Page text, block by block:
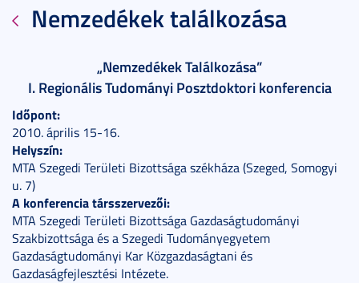
Nemzedékek találkozása
„Nemzedékek Találkozása”
I. Regionális Tudományi Posztdoktori konferencia
Időpont:
2010. április 15-16.
Helyszín:
MTA Szegedi Területi Bizottsága székháza (Szeged, Somogyi
u. 7)
A konferencia társszervezői:
MTA Szegedi Területi Bizottsága Gazdaságtudományi
Szakbizottsága és a Szegedi Tudományegyetem
Gazdaságtudományi Kar Közgazdaságtani és
Gazdaságfejlesztési Intézete.